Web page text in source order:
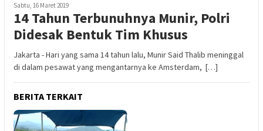
Sabtu, 16 Maret 2019
14 Tahun Terbunuhnya Munir, Polri
Didesak Bentuk Tim Khusus
Jakarta - Hari yang sama 14 tahun lalu, Munir Said Thalib meninggal
di dalam pesawat yang mengantarnya ke Amsterdam, […]
BERITA TERKAIT